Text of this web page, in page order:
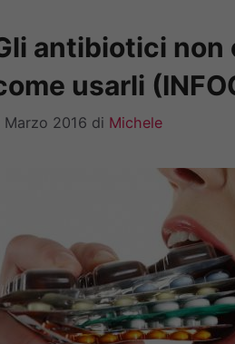
antibiotici non
usarli
Marzo 2016 di Michele